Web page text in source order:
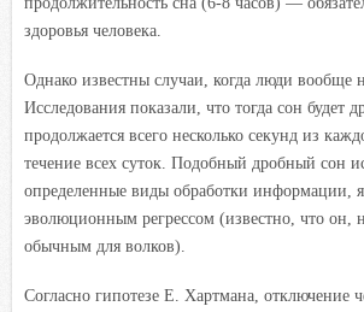
здоровья человека.
Однако известны случаи, когда люди вообще
Исследования показали, что тогда сон будет
продолжается всего несколько секунд из
течение всех суток. Подобный дробный сон
определенные виды обработки информации,
эволюционным регрессом (известно, что он,
обычным для волков).
Согласно гипотезе Е. Хартмана, отключение